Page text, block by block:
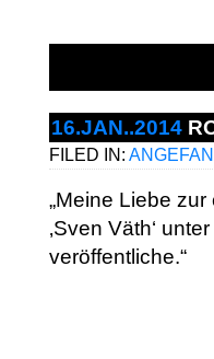
16.JAN..2014
FILED IN:
„Meine Liebe
‚Sven Väth‘
veröffentliche.“